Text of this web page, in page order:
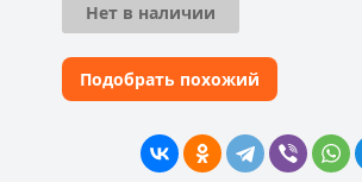
Нет в наличии
Подобрать похожий